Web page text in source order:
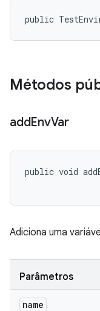
public
Métodos
addEnvVar
public void
Adiciona uma
Parâmetros
name